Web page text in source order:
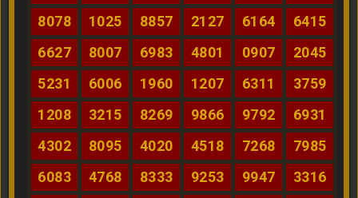
8078
1025 8857 2127 6164
6415
6627
8007 6983 4801 0907
2045
5231
6006 1960 1207 6311
3759
1208
3215 8269 9866 9792
6931
4302
8095 4020 4518 7268
7985
6083
4768 8333 9253 9947
3316